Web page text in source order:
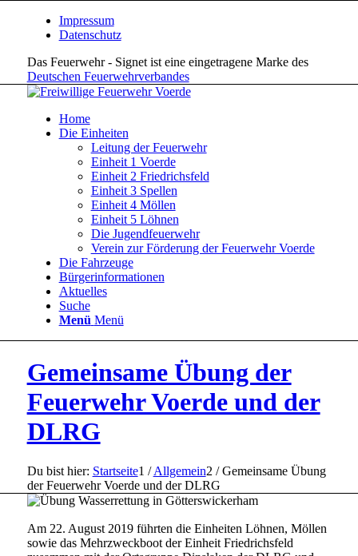
Impressum
Datenschutz
Das Feuerwehr - Signet ist eine eingetragene Marke des
Deutschen Feuerwehrverbandes
Home
Die Einheiten
Leitung der Feuerwehr
Einheit 1 Voerde
Einheit 2 Friedrichsfeld
Einheit 3 Spellen
Einheit 4 Möllen
Einheit 5 Löhnen
Die Jugendfeuerwehr
Verein zur Förderung der Feuerwehr Voerde
Die Fahrzeuge
Bürgerinformationen
Aktuelles
Suche
Menü Menü
Gemeinsame Übung der
Feuerwehr Voerde und der
DLRG
Du bist hier: Startseite1 / Allgemein2 / Gemeinsame Übung
der Feuerwehr Voerde und der DLRG
Am 22. August 2019 führten die Einheiten Löhnen, Möllen
sowie das Mehrzweckboot der Einheit Friedrichsfeld